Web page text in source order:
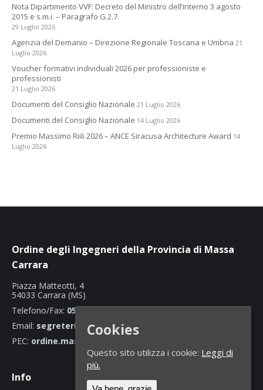
Nota Dipartimento VVF: Decreto del Ministro dell’interno 3 agosto
2015 e s.m.i. – Paragrafo G.2.7.
29 Luglio 2026
Agenzia del Demanio – Direzione Regionale Toscana e Umbria 21
Luglio 2026
Voucher formativi individuali 2026 per professioniste e
professionisti
21 Luglio 2026
Documenti del Consiglio Nazionale 21 Luglio 2026
Documenti del Consiglio Nazionale 14 Luglio 2026
Premio Massimo Riili 2026 – ANCE Siracusa Architecture Award 14
Luglio 2026
Ordine degli Ingegneri della Provincia di Massa
Carrara
Piazza Matteotti, 4
54033 Carrara (MS)
Telefono/Fax: 0585 70466
Email: segreteria@ordineingegnerimassacarrara.it
PEC: ordine.massacarrara@ingpec.eu
Info
Cookies
Questo sito utilizza i cookie: Leggi di
più.